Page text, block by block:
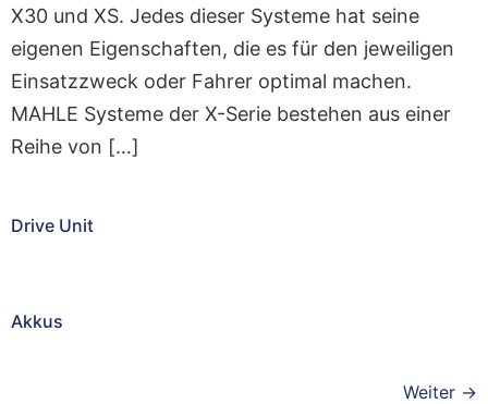
X30 und XS. Jedes dieser Systeme hat seine
eigenen Eigenschaften, die es für den jeweiligen
Einsatzzweck oder Fahrer optimal machen.
MAHLE Systeme der X-Serie bestehen aus einer
Reihe von […]
Drive Unit
Akkus
Weiter →